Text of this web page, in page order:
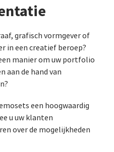
grafisch vormgever of
in een creatief beroep?
manier om uw portfolio
aan de hand van
een hoogwaardig
u uw klanten
over de mogelijkheden